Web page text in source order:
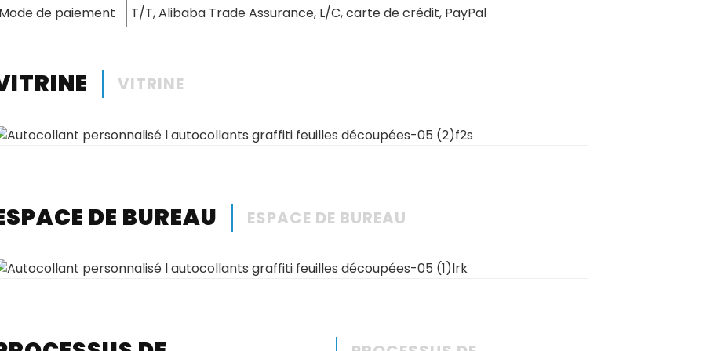
Mode de paiement T/T, Alibaba Trade Assurance, L/C, carte de crédit, PayPal
VITRINE
DE BUREAU ESPACE DE BUREAU